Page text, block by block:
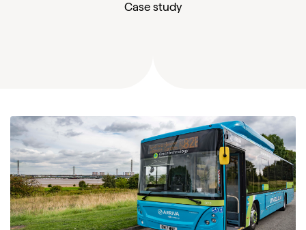
Case study